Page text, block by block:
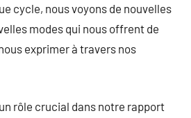
cycle, nous voyons de nouvelles
modes qui nous offrent de
exprimer à travers nos
rôle crucial dans notre rapport